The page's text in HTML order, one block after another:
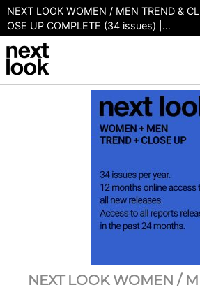
NEXT LOOK WOMEN / MEN TREND & CL
OSE UP COMPLETE (34 issues) |
Постоянно обновляйте членство в
ассоциации Color & Trend Fashion
Forecasting.
NEXT LOOK WOMEN /